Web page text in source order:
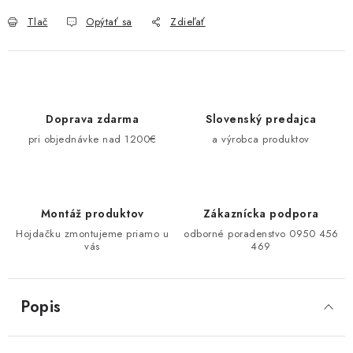
Tlač Opýtať sa Zdieľať
Doprava zdarma
pri objednávke nad 1200€
Slovenský predajca
a výrobca produktov
Montáž produktov
Hojdačku zmontujeme priamo u
vás
Zákaznícka podpora
odborné poradenstvo 0950 456
469
Popis